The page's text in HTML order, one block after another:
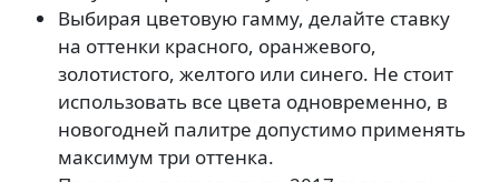
Выбирая цветовую гамму, делайте ставку
на оттенки красного, оранжевого,
золотистого, желтого или синего. Не стоит
использовать все цвета одновременно, в
новогодней палитре допустимо применять
максимум три оттенка.